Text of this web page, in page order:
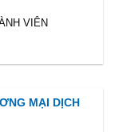
VIÊN
MẠI DỊCH